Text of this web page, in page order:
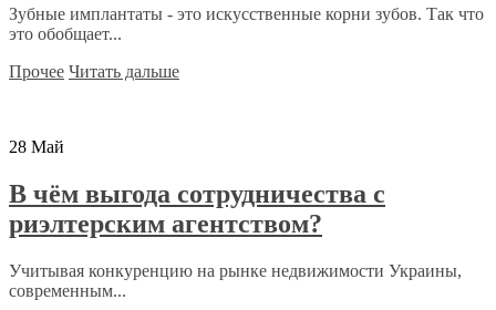
Зубные имплантаты - это искусственные корни зубов. Так что
это обобщает...
Прочее Читать дальше
28 Май
В чём выгода сотрудничества с
риэлтерским агентством?
Учитывая конкуренцию на рынке недвижимости Украины,
современным...